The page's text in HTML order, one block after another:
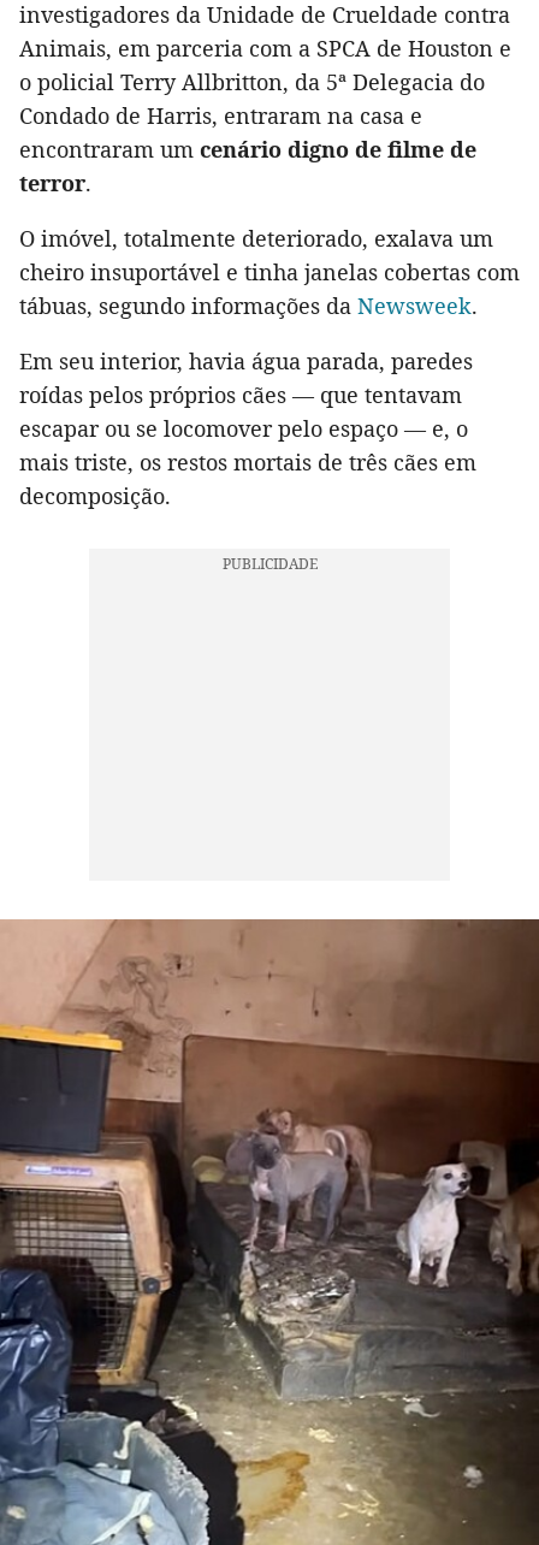
investigadores da Unidade de Crueldade contra
Animais, em parceria com a SPCA de Houston e
o policial Terry Allbritton, da 5ª Delegacia do
Condado de Harris, entraram na casa e
encontraram um cenário digno de filme de
terror.
O imóvel, totalmente deteriorado, exalava um
cheiro insuportável e tinha janelas cobertas com
tábuas, segundo informações da Newsweek.
Em seu interior, havia água parada, paredes
roídas pelos próprios cães — que tentavam
escapar ou se locomover pelo espaço — e, o
mais triste, os restos mortais de três cães em
decomposição.